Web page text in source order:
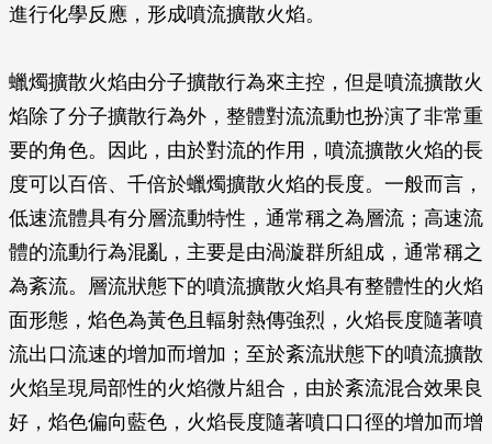
進行化學反應，形成噴流擴散火焰。
蠟燭擴散火焰由分子擴散行為來主控，但是噴流擴散火
焰除了分子擴散行為外，整體對流流動也扮演了非常重
要的角色。因此，由於對流的作用，噴流擴散火焰的長
度可以百倍、千倍於蠟燭擴散火焰的長度。一般而言，
低速流體具有分層流動特性，通常稱之為層流；高速流
體的流動行為混亂，主要是由渦漩群所組成，通常稱之
為紊流。層流狀態下的噴流擴散火焰具有整體性的火焰
面形態，焰色為黃色且輻射熱傳強烈，火焰長度隨著噴
流出口流速的增加而增加；至於紊流狀態下的噴流擴散
火焰呈現局部性的火焰微片組合，由於紊流混合效果良
好，焰色偏向藍色，火焰長度隨著噴口口徑的增加而增